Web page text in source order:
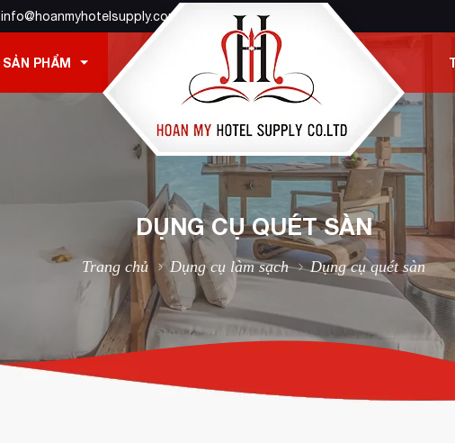
info@hoanmyhotelsupply.com
SẢN PHẨM
DỤNG CỤ QUÉT SÀN
Trang chủ Dụng cụ làm sạch Dụng cụ quét sàn